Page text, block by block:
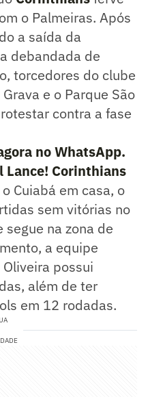
o Palmeiras. Após
a saída da
debandada de
torcedores do clube
e o Parque São
contra a fase
no WhatsApp.
Lance! Corinthians
Cuiabá em casa, o
sem vitórias no
segue na zona de
a equipe
possui
além de ter
em 12 rodadas.